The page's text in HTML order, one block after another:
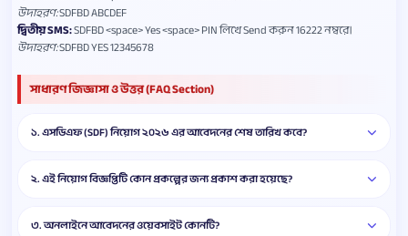
উদাহরণ:SDFBD ABCDEF
দ্বিতীয় SMS:SDFBD <space> Yes <space> PIN লিখে Send করুন 16222 নম্বরে।
উদাহরণ:SDFBD YES 12345678
সাধারণ জিজ্ঞাসা ও উত্তর (FAQ Section)
১. এসডিএফ (SDF) নিয়োগ ২০২৬ এর আবেদনের শেষ তারিখ কবে?
২. এই নিয়োগ বিজ্ঞপ্তিটি কোন প্রকল্পের জন্য প্রকাশ করা হয়েছে?
৩. অনলাইনে আবেদনের ওয়েবসাইট কোনটি?